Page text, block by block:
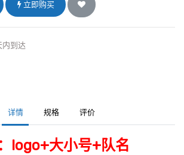
立即购买
内到达
详情 规格 评价
logo+大小号+队名